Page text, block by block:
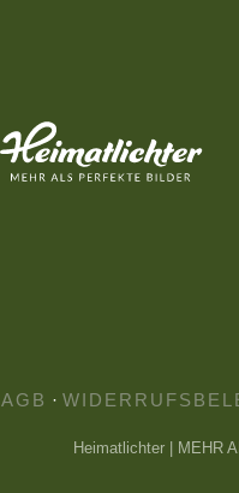
AGB ·
Heimatlichter | MEHR